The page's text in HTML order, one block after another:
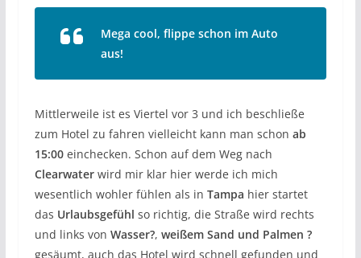
Mega cool, flippe schon im Auto
aus!
Mittlerweile ist es Viertel vor 3 und ich beschließe
zum Hotel zu fahren vielleicht kann man schon ab
15:00einchecken. Schon auf dem Weg nach
Clearwaterwird mir klar hier werde ich mich
wesentlich wohler fühlen als in Tampa hier startet
das Urlaubsgefühl so richtig, die Straße wird rechts
und links von Wasser?, weißem Sand und Palmen ?
gesäumt, auch das Hotel wird schnell gefunden und